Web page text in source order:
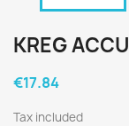
KREG
€17.84
Tax included